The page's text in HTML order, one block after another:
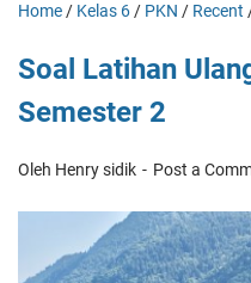
Home / Kelas 6 / PKN / Recent
Soal Latihan
Semester 2
Oleh Henry sidik Post a